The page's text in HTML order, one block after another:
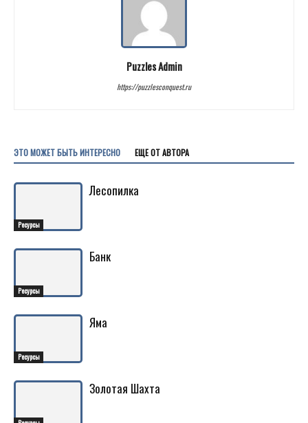
Puzzles Admin
https://puzzlesconquest.ru
ЭТО МОЖЕТ БЫТЬ ИНТЕРЕСНО ЕЩЕ ОТ АВТОРА
Ресурсы
Лесопилка
Ресурсы
Банк
Ресурсы
Яма
Золотая Шахта